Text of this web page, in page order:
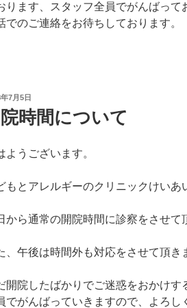
ります、スタッフ全員でがんばって
でのご連絡をお待ちしております。
7月5日
時間について
ようございます。
もとアレルギーのクリニックけいあ
から通常の開院時間に診察をさせて
、午後は時間外も対応をさせて頂き
開院したばかりでご迷惑をおかけ
でがんばっていきますので、よろし